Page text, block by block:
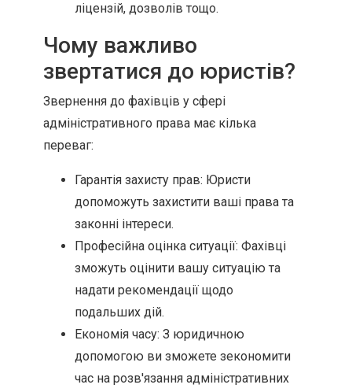
ліцензій, дозволів тощо.
Чому важливо
звертатися до юристів?
Звернення до фахівців у сфері
адміністративного права має кілька
переваг:
Гарантія захисту прав: Юристи
допоможуть захистити ваші права та
законні інтереси.
Професійна оцінка ситуації: Фахівці
зможуть оцінити вашу ситуацію та
надати рекомендації щодо
подальших дій.
Економія часу: З юридичною
допомогою ви зможете зекономити
час на розв'язання адміністративних